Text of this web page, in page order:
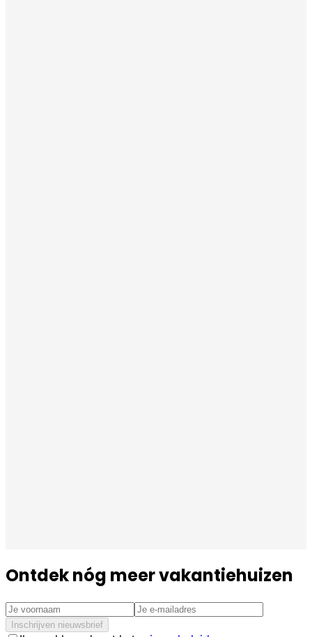
Ontdek nóg meer vakantiehuizen
Inschrijven nieuwsbrief